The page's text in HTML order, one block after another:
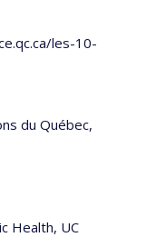
les-10-
du Québec,
Health, UC